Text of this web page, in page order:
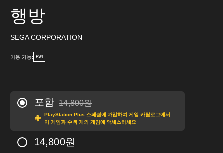
행방
SEGA CORPORATION
이용 가능: PS4
포함 14,800원의 원래 가격에서 할인됨
14,800원
PlayStation Plus 스페셜에 가입하여 게임 카탈로그에서
이 게임과 수백 개의 게임에 액세스하세요
14,800원